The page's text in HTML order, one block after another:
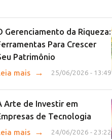
Gerenciamento da Riqueza:
Para Crescer
Patrimônio
25/06/2026 - 13:49
mais →
Arte de Investir em
de Tecnologia
24/06/2026 - 23:22
mais →